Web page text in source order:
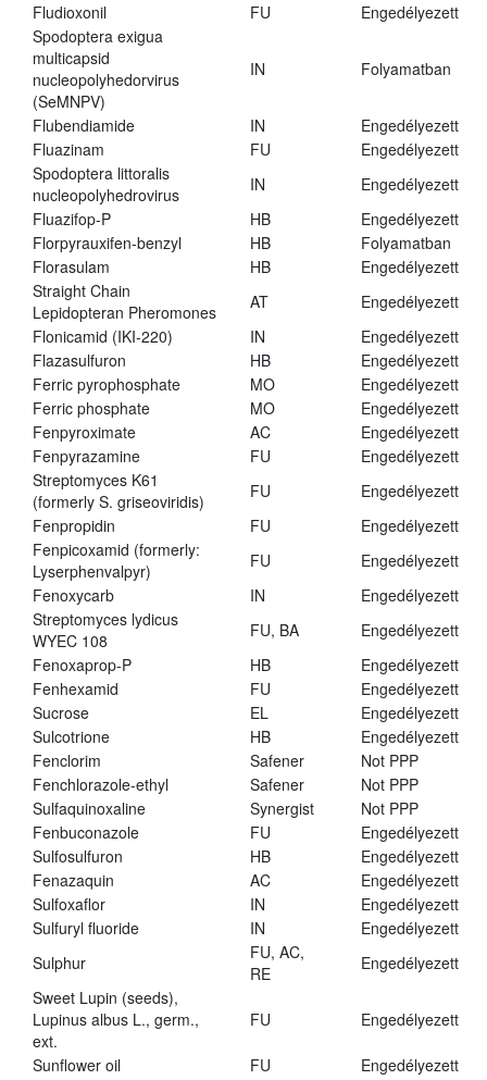
Fludioxonil FU
Engedélyezett
Spodoptera exigua
multicapsid
nucleopolyhedorvirus
(SeMNPV)
IN Folyamatban
Flubendiamide IN
Engedélyezett
Fluazinam
FU
Engedélyezett
Spodoptera littoralis
nucleopolyhedrovirus
IN
Engedélyezett
Fluazifop-P
HB
Engedélyezett
Florpyrauxifen-benzyl
HB
Folyamatban
Florasulam
HB
Engedélyezett
Straight Chain
Lepidopteran Pheromones
AT
Engedélyezett
Flonicamid (IKI-220)
IN
Engedélyezett
Flazasulfuron
HB
Engedélyezett
Ferric pyrophosphate
MO
Engedélyezett
Ferric phosphate
MO
Engedélyezett
Fenpyroximate
AC
Engedélyezett
Fenpyrazamine
FU
Engedélyezett
Streptomyces K61
(formerly S. griseoviridis)
FU
Engedélyezett
Fenpropidin
FU
Engedélyezett
Fenpicoxamid (formerly:
Lyserphenvalpyr)
FU
Engedélyezett
Fenoxycarb
IN
Engedélyezett
Streptomyces lydicus
WYEC 108
FU, BA
Engedélyezett
Fenoxaprop-P
HB
Engedélyezett
Fenhexamid
FU
Engedélyezett
Sucrose
EL
Engedélyezett
Sulcotrione
HB
Engedélyezett
Fenclorim
Safener
Not PPP
Fenchlorazole-ethyl
Safener
Not PPP
Sulfaquinoxaline
Synergist
Not PPP
Fenbuconazole
FU
Engedélyezett
Sulfosulfuron
HB
Engedélyezett
Fenazaquin
AC
Engedélyezett
Sulfoxaflor
IN
Engedélyezett
Sulfuryl fluoride
IN
Engedélyezett
Sulphur
FU, AC,
RE
Engedélyezett
Sweet Lupin (seeds),
Lupinus albus L., germ.,
ext.
FU Engedélyezett
Sunflower oil FU
Engedélyezett